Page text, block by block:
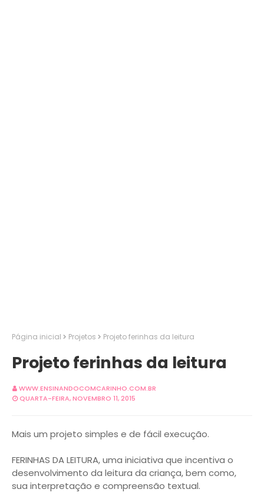
Página inicial Projetos Projeto ferinhas da leitura
Projeto ferinhas da leitura
WWW.ENSINANDOCOMCARINHO.COM.BR
QUARTA-FEIRA, NOVEMBRO 11, 2015
Mais um projeto simples e de fácil execução.
FERINHAS DA LEITURA, uma iniciativa que incentiva o
desenvolvimento da leitura da criança, bem como,
sua interpretação e compreensão textual.